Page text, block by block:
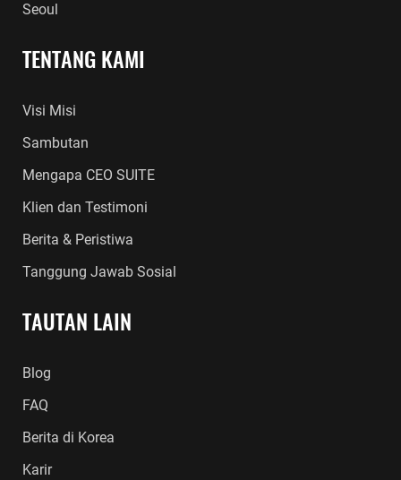
Seoul
TENTANG KAMI
Visi Misi
Sambutan
Mengapa CEO SUITE
Klien dan Testimoni
Berita & Peristiwa
Tanggung Jawab Sosial
TAUTAN LAIN
Blog
FAQ
Berita di Korea
Karir